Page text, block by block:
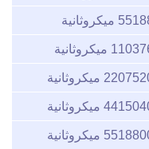
ميكروثانية
ميكروثانية
ميكروثانية
ميكروثانية
ميكروثانية